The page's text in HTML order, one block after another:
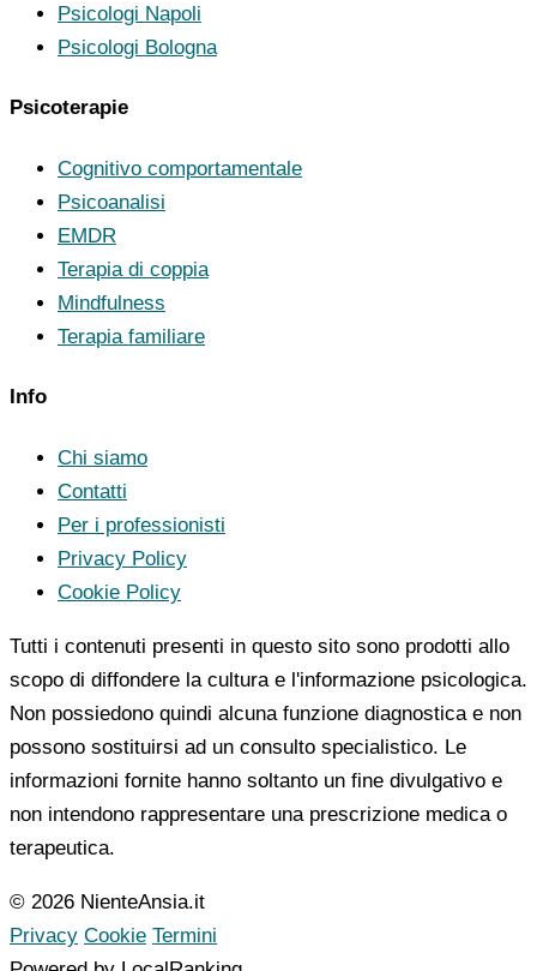
Psicologi Napoli
Psicologi Bologna
Psicoterapie
Cognitivo comportamentale
Psicoanalisi
EMDR
Terapia di coppia
Mindfulness
Terapia familiare
Info
Chi siamo
Contatti
Per i professionisti
Privacy Policy
Cookie Policy
Tutti i contenuti presenti in questo sito sono prodotti allo
scopo di diffondere la cultura e l'informazione psicologica.
Non possiedono quindi alcuna funzione diagnostica e non
possono sostituirsi ad un consulto specialistico. Le
informazioni fornite hanno soltanto un fine divulgativo e
non intendono rappresentare una prescrizione medica o
terapeutica.
© 2026 NienteAnsia.it
Privacy Cookie Termini